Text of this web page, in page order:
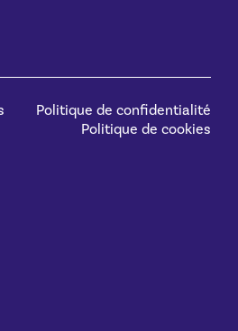
Politique de confidentialité
Politique de cookies